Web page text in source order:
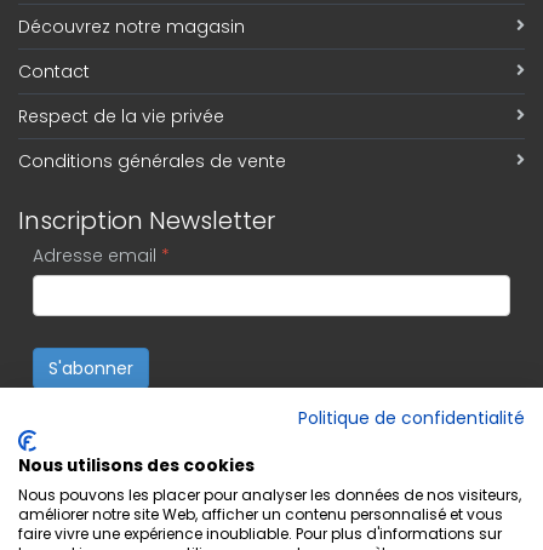
Découvrez notre magasin
Contact
Respect de la vie privée
Conditions générales de vente
Inscription Newsletter
Adresse email *
S'abonner
Politique de confidentialité
Nous utilisons des cookies
Nous pouvons les placer pour analyser les données de nos visiteurs,
améliorer notre site Web, afficher un contenu personnalisé et vous
faire vivre une expérience inoubliable. Pour plus d'informations sur